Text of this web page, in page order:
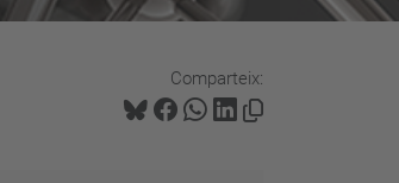
a
Comparteix: